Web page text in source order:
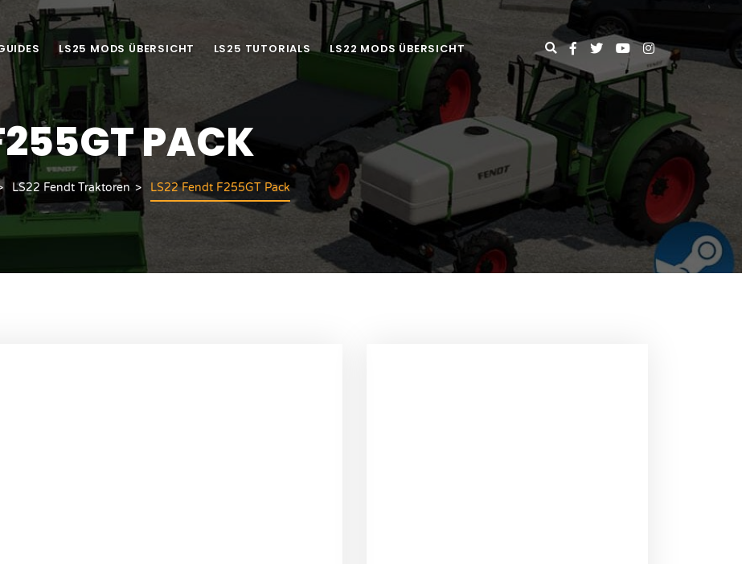
LS25 MODS ÜBERSICHT LS25 TUTORIALS LS22 MODS ÜBERSICHT
PACK
LS22 Fendt Traktoren LS22 Fendt F255GT Pack